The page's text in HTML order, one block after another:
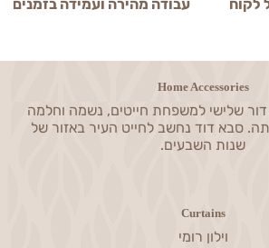
לקוח עבודה מהירה ועמידה בזמנים
Home Accessories
דור שלישי למשפחת חייטים, נשמה וחלמה
סבא דוד נחשב לחייט העיר באזור של
שנות השבעים.
Curtains
וילון רומי